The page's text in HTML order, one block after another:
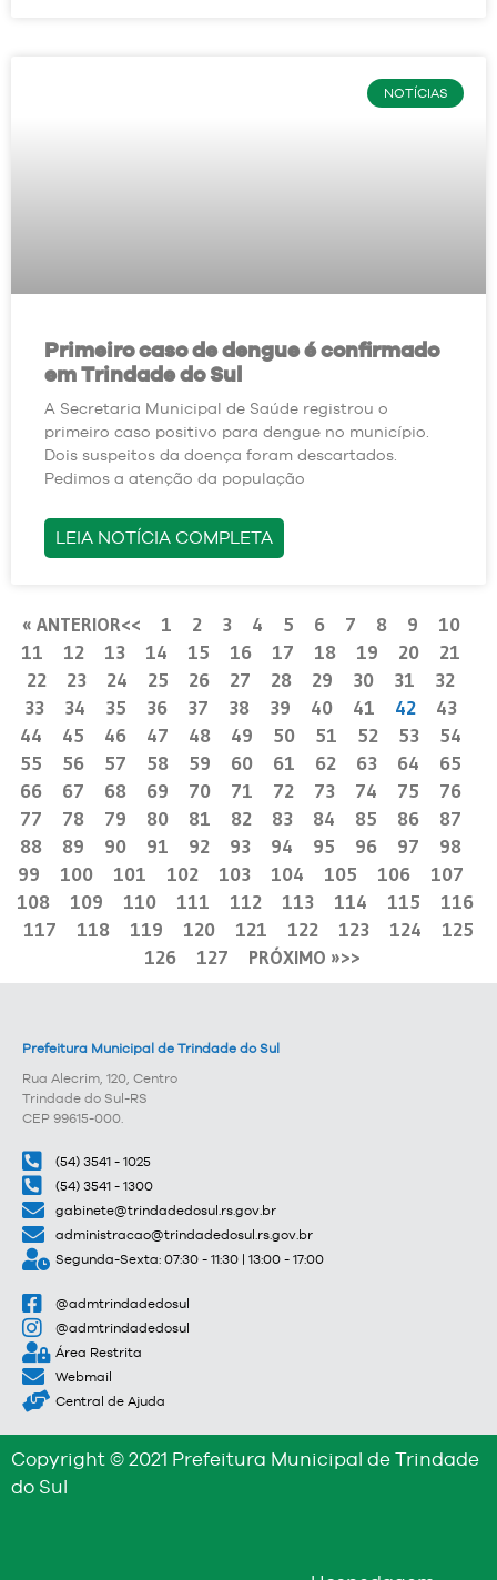
NOTÍCIAS
Primeiro caso de dengue é confirmado
em Trindade do Sul
A Secretaria Municipal de Saúde registrou o
primeiro caso positivo para dengue no município.
Dois suspeitos da doença foram descartados.
Pedimos a atenção da população
LEIA NOTÍCIA COMPLETA
« ANTERIOR 1 2 3 4 5 6 7 8 9
10
11
12 13 14 15 16 17 18 19 20
21
22
23 24 25 26 27 28 29 30 31
32
33
34 35 36 37 38 39 40 41 42
43
44
45 46 47 48 49 50 51 52 53
54
55
56 57 58 59 60 61 62 63 64
65
66
67 68 69 70 71 72 73 74 75
76
77
78 79 80 81 82 83 84 85 86
87
88
89 90 91 92 93 94 95 96 97
98
99
100 101 102 103 104 105 106
107
108
109 110 111 112 113 114 115
116
117
118 119 120 121 122 123 124
125
126
127 PRÓXIMO »
Prefeitura Municipal de Trindade do Sul
Rua Alecrim, 120, Centro
Trindade do Sul-RS
CEP 99615-000.
(54) 3541 - 1025
(54) 3541 - 1300
gabinete@trindadedosul.rs.gov.br
administracao@trindadedosul.rs.gov.br
Segunda-Sexta: 07:30 - 11:30 | 13:00 - 17:00
@admtrindadedosul
@admtrindadedosul
Área Restrita
Webmail
Central de Ajuda
Copyright © 2021 Prefeitura Municipal de Trindade
do Sul